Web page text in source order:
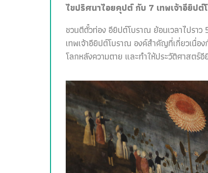
ไขปริศนาไอยคุปต์ กับ 7 เทพเจ้าอียิปต์
ชวนตีตั๋วท่อง อียิปต์โบราณ ย้อนเวลาไปราว
เทพเจ้าอียิปต์โบราณ องค์สำคัญที่เกี่ยวเนื่อ
โลกหลังความตาย และทำให้ประวัติศาสตร์